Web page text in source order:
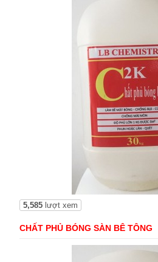
5,585lượt xem
CHẤT PHỦ BÓNG SÀN BÊ TÔNG